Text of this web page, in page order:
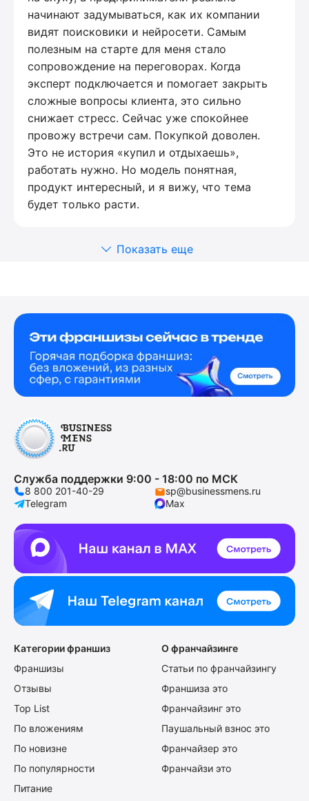
начинают задумываться, как их компании
видят поисковики и нейросети. Самым
полезным на старте для меня стало
сопровождение на переговорах. Когда
эксперт подключается и помогает закрыть
сложные вопросы клиента, это сильно
снижает стресс. Сейчас уже спокойнее
провожу встречи сам. Покупкой доволен.
Это не история «купил и отдыхаешь»,
работать нужно. Но модель понятная,
продукт интересный, и я вижу, что тема
будет только расти.
Показать еще
Служба поддержки 9:00 - 18:00 по МСК
8 800 201-40-29
sp@businessmens.ru
Telegram
Max
Категории франшиз
Франшизы
Отзывы
Top List
По вложениям
По новизне
По популярности
Питание
О франчайзинге
Статьи по франчайзингу
Франшиза это
Франчайзинг это
Паушальный взнос это
Франчайзер это
Франчайзи это